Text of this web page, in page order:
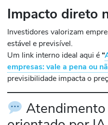
Impacto direto
Investidores valorizam
estável e previsível.
Um link interno ideal aqui é“
empresas: vale a pena ou
previsibilidade impacta o